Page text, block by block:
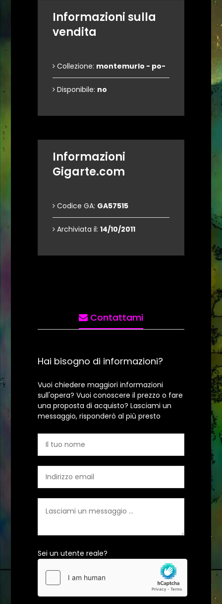
Informazioni sulla
vendita
Collezione: montemurlo - po-
Disponibile: no
Informazioni
Gigarte.com
Codice GA: GA57515
Archiviata il: 14/10/2011
Contattami
Hai bisogno di informazioni?
Vuoi chiedere maggiori informazioni
sull'opera? Vuoi conoscere il prezzo o fare
una proposta di acquisto? Lasciami un
messaggio, risponderò al più presto
Sei un utente reale?